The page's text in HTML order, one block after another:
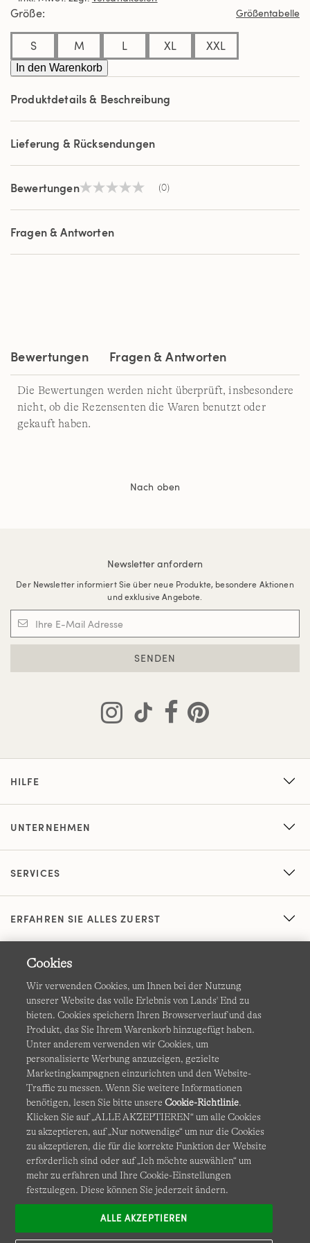
derselben
Größe Größentabelle
S M L XL XXL
In den Warenkorb
Produktdetails & Beschreibung
Lieferung & Rücksendungen
BewertungenKein
Link
derselben
(0)
Fragen & Antworten
Bewertungen Fragen & Antworten
Die Bewertungen werden nicht überprüft, insbesondere
nicht, ob die Rezensenten die Waren benutzt oder
gekauft haben.
Nach oben
Newsletter anfordern
Der Newsletter informiert Sie über neue Produkte, besondere Aktionen
und exklusive Angebote.
SENDEN
HILFE
UNTERNEHMEN
SERVICES
ERFAHREN SIE ALLES ZUERST
AGB Datenschutz & Sicherheit
Cookies Ich möchte auswählen Barrierefreiheit
Site Map Internationale Websites
Diese Website ist durch reCAPTCHA geschützt. Es gelten die
Datenschutzerklärung undNutzungsbedingungenvon
Google.
Cookies
Wir verwenden Cookies, um Ihnen bei der Nutzung
unserer Website das volle Erlebnis von Lands' End zu
bieten. Cookies speichern Ihren Browserverlauf und das
Produkt, das Sie Ihrem Warenkorb hinzugefügt haben.
Unter anderem verwenden wir Cookies, um
personalisierte Werbung anzuzeigen, gezielte
Marketingkampagnen einzurichten und den Website-
Traffic zu messen. Wenn Sie weitere Informationen
benötigen, lesen Sie bitte unsereCookie-Richtlinie.
Klicken Sie auf „ALLE AKZEPTIEREN“ um alle Cookies
zu akzeptieren, auf „Nur notwendige“ um nur die Cookies
zu akzeptieren, die für die korrekte Funktion der Website
erforderlich sind oder auf „Ich möchte auswählen“ um
mehr zu erfahren und Ihre Cookie-Einstellungen
festzulegen. Diese können Sie jederzeit ändern.
ALLE AKZEPTIEREN